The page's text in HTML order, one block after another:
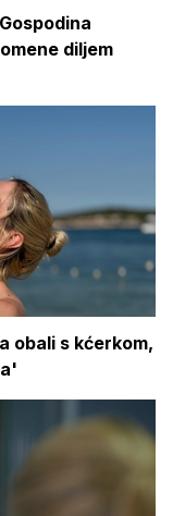
diljem
obali s kćerkom,